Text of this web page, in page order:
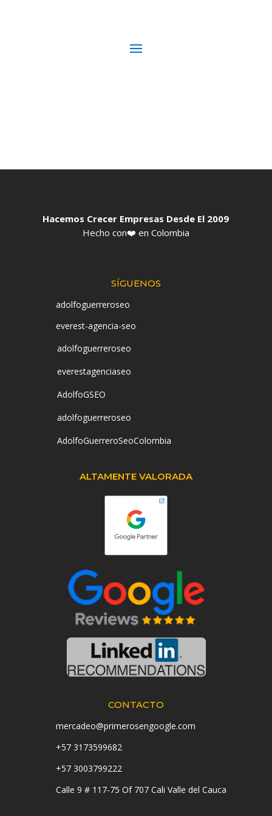
Hacemos Crecer Empresas Desde El 2009
Hecho con❤️ en Colombia
SÍGUENOS
adolfoguerreroseo
everest-agencia-seo
adolfoguerreroseo
everestagenciaseo
AdolfoGSEO
adolfoguerreroseo
AdolfoGuerreroSeoColombia
ALTAMENTE VALORADA
CONTACTO
mercadeo@primerosengoogle.com
+57 3173599682
+57 3003799222
Calle 9 # 117-75 Of 707 Cali Valle del Cauca